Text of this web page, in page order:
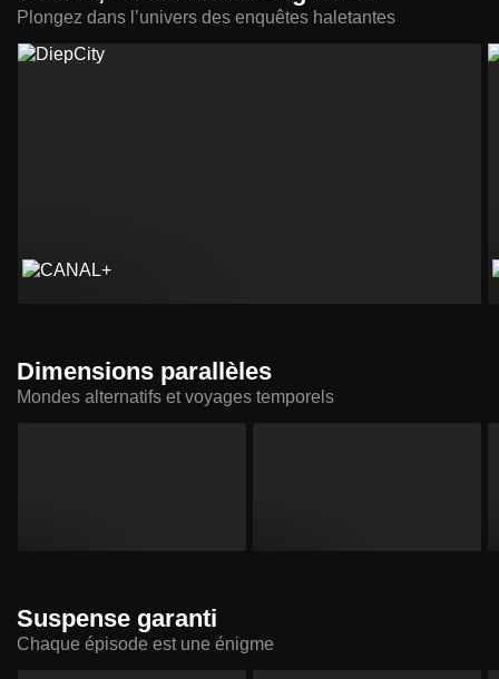
Plongez dans l’univers des enquêtes haletantes
Dimensions parallèles
Mondes alternatifs et voyages temporels
Suspense garanti
Chaque épisode est une énigme